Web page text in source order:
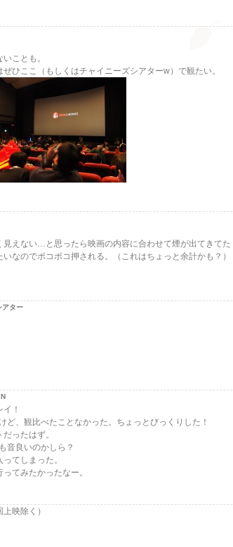
ことも。
ひここ（もしくはチャイニーズシアターw）で観たい。
えない…と思ったら映画の内容に合わせて煙が出てきてた
なのでボコボコ押される。（これはちょっと余計かも？）
アター
！
ど、観比べたことなかった。ちょっとびっくりした！
ったはず。
音良いのかしら？
てしまった。
てみたかったなー。
映除く）